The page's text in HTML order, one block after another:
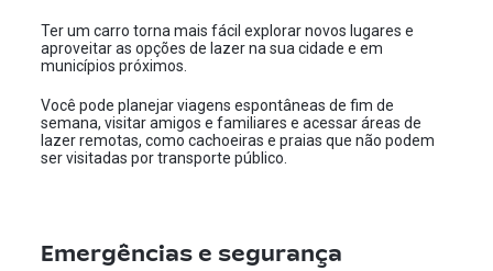
Ter um carro torna mais fácil explorar novos lugares e
aproveitar as opções de lazer na sua cidade e em
municípios próximos.
Você pode planejar viagens espontâneas de fim de
semana, visitar amigos e familiares e acessar áreas de
lazer remotas, como cachoeiras e praias que não podem
ser visitadas por transporte público.
Emergências e segurança